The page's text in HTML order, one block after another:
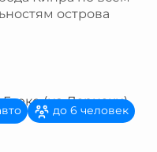
острова
до 6 человек